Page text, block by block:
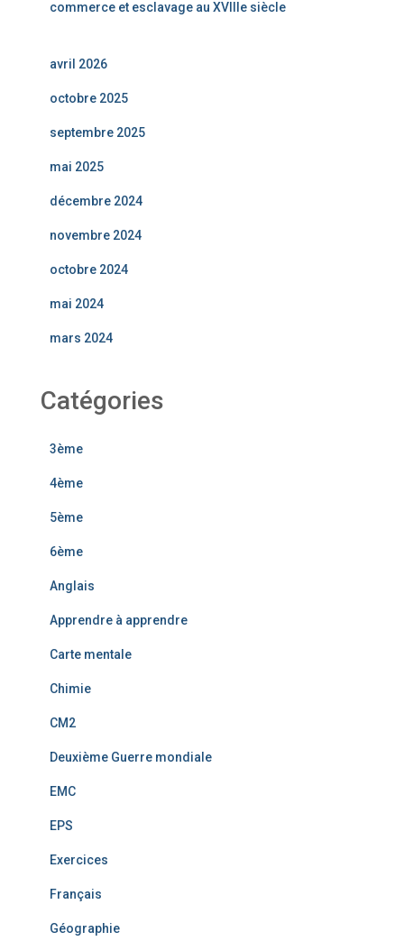
commerce et esclavage au XVIIIe siècle
avril 2026
octobre 2025
septembre 2025
mai 2025
décembre 2024
novembre 2024
octobre 2024
mai 2024
mars 2024
Catégories
3ème
4ème
5ème
6ème
Anglais
Apprendre à apprendre
Carte mentale
Chimie
CM2
Deuxième Guerre mondiale
EMC
EPS
Exercices
Français
Géographie